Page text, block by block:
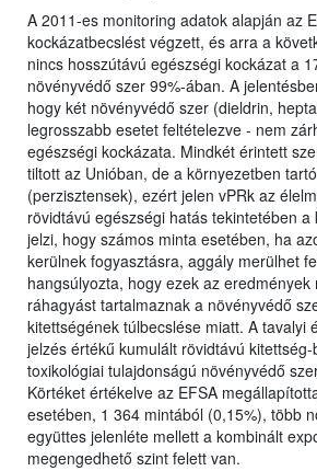
A 2011-es monitoring adatok alapján az
kockázatbecslést végzett, és arra a
nincs hosszútávú egészségi kockázat a
növényvédő szer 99%-ában. A
hogy két növényvédő szer (dieldrin,
legrosszabb esetet feltételezve - nem
egészségi kockázata. Mindkét érintett
tiltott az Unióban, de a környezetben
(perzisztensek), ezért jelen vPRk az
rövidtávú egészségi hatás tekintetében
jelzi, hogy számos minta esetében, ha
kerülnek fogyasztásra, aggály merülhet
hangsúlyozta, hogy ezek az
ráhagyást tartalmaznak a növényvédő
kitettségének túlbecslése miatt. A tavalyi
jelzés értékű kumulált rövidtávú
toxikológiai tulajdonságú növényvédő
Körtéket értékelve az EFSA
esetében, 1 364 mintából (0,15%), több
együttes jelenléte mellett a kombinált
megengedhető szint felett van.